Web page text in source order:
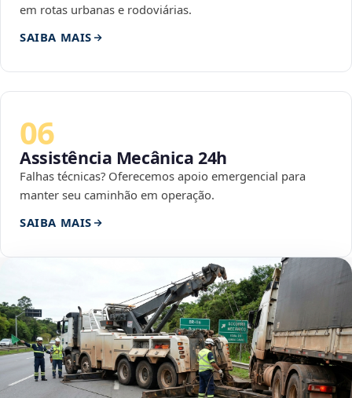
em rotas urbanas e rodoviárias.
SAIBA MAIS
06
Assistência Mecânica 24h
Falhas técnicas? Oferecemos apoio emergencial para
manter seu caminhão em operação.
SAIBA MAIS